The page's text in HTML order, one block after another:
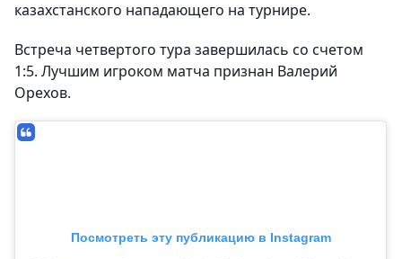
казахстанского нападающего на турнире.
Встреча четвертого тура завершилась со счетом
1:5. Лучшим игроком матча признан Валерий
Орехов.
Посмотреть эту публикацию в Instagram